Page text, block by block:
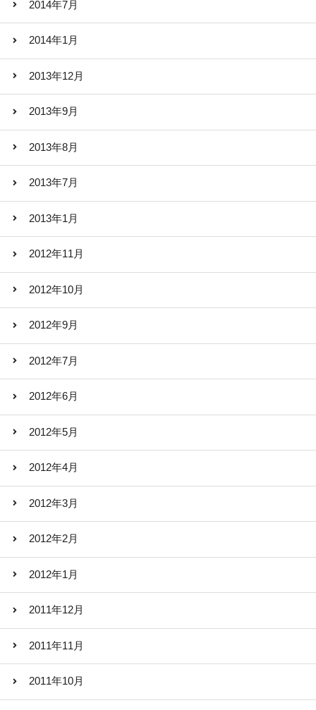
2014年7月
2014年1月
2013年12月
2013年9月
2013年8月
2013年7月
2013年1月
2012年11月
2012年10月
2012年9月
2012年7月
2012年6月
2012年5月
2012年4月
2012年3月
2012年2月
2012年1月
2011年12月
2011年11月
2011年10月